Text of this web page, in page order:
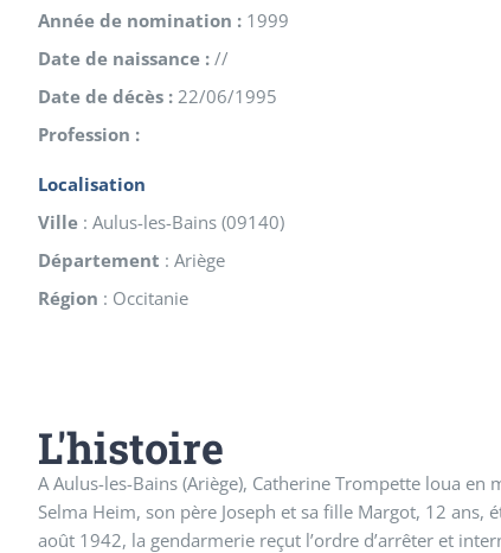
Année de nomination : 1999
Date de naissance : //
Date de décès : 22/06/1995
Profession :
Localisation
Ville : Aulus-les-Bains (09140)
Département : Ariège
Région : Occitanie
L'histoire
A Aulus-les-Bains (Ariège), Catherine Trompette loua
Selma Heim, son père Joseph et sa fille Margot, 12 ans,
août 1942, la gendarmerie reçut l’ordre d’arrêter et